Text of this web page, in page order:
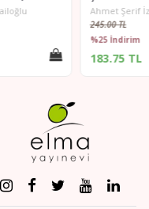
Ahmet Şerif İzgören
245.00 TL
%25 İndirim
183.75 TL